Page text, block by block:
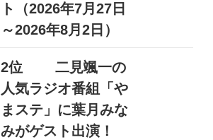
ト（2026年7月27日
～2026年8月2日）
2位
二見颯一の
人気ラジオ番組「や
まステ」に葉月みな
みがゲスト出演！